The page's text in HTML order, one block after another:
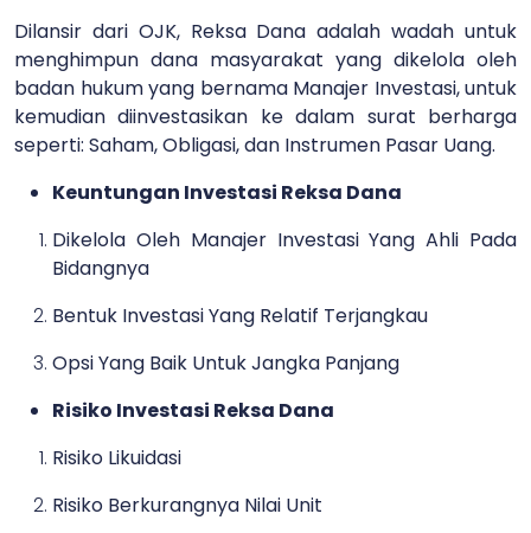
Dilansir dari OJK, Reksa Dana adalah wadah untuk
menghimpun dana masyarakat yang dikelola oleh
badan hukum yang bernama Manajer Investasi, untuk
kemudian diinvestasikan ke dalam surat berharga
seperti: Saham, Obligasi, dan Instrumen Pasar Uang.
Keuntungan Investasi Reksa Dana
Dikelola Oleh Manajer Investasi Yang Ahli Pada
Bidangnya
Bentuk Investasi Yang Relatif Terjangkau
Opsi Yang Baik Untuk Jangka Panjang
Risiko Investasi Reksa Dana
Risiko Likuidasi
Risiko Berkurangnya Nilai Unit